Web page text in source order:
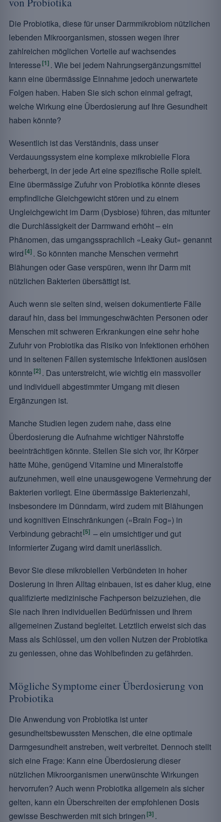
Die Probiotika, diese für unser Darmmikrobiom nützlichen
lebenden Mikroorganismen, stossen wegen ihrer
zahlreichen möglichen Vorteile auf wachsendes
Interesse [1] . Wie bei jedem Nahrungsergänzungsmittel
kann eine übermässige Einnahme jedoch unerwartete
Folgen haben. Haben Sie sich schon einmal gefragt,
welche Wirkung eine Überdosierung auf Ihre Gesundheit
haben könnte?
Wesentlich ist das Verständnis, dass unser
Verdauungssystem eine komplexe mikrobielle Flora
beherbergt, in der jede Art eine spezifische Rolle spielt.
Eine übermässige Zufuhr von Probiotika könnte dieses
empfindliche Gleichgewicht stören und zu einem
Ungleichgewicht im Darm (Dysbiose) führen, das mitunter
die Durchlässigkeit der Darmwand erhöht – ein
Phänomen, das umgangssprachlich «Leaky Gut» genannt
wird [4] . So könnten manche Menschen vermehrt
Blähungen oder Gase verspüren, wenn ihr Darm mit
nützlichen Bakterien übersättigt ist.
Auch wenn sie selten sind, weisen dokumentierte Fälle
darauf hin, dass bei immungeschwächten Personen oder
Menschen mit schweren Erkrankungen eine sehr hohe
Zufuhr von Probiotika das Risiko von Infektionen erhöhen
und in seltenen Fällen systemische Infektionen auslösen
könnte [2] . Das unterstreicht, wie wichtig ein massvoller
und individuell abgestimmter Umgang mit diesen
Ergänzungen ist.
Manche Studien legen zudem nahe, dass eine
Überdosierung die Aufnahme wichtiger Nährstoffe
beeinträchtigen könnte. Stellen Sie sich vor, Ihr Körper
hätte Mühe, genügend Vitamine und Mineralstoffe
aufzunehmen, weil eine unausgewogene Vermehrung der
Bakterien vorliegt. Eine übermässige Bakterienzahl,
insbesondere im Dünndarm, wird zudem mit Blähungen
und kognitiven Einschränkungen («Brain Fog») in
Verbindung gebracht[5] – ein umsichtiger und gut
informierter Zugang wird damit unerlässlich.
Bevor Sie diese mikrobiellen Verbündeten in hoher
Dosierung in Ihren Alltag einbauen, ist es daher klug, eine
qualifizierte medizinische Fachperson beizuziehen, die
Sie nach Ihren individuellen Bedürfnissen und Ihrem
allgemeinen Zustand begleitet. Letztlich erweist sich das
Mass als Schlüssel, um den vollen Nutzen der Probiotika
zu geniessen, ohne das Wohlbefinden zu gefährden.
Mögliche Symptome einer Überdosierung von
Probiotika
Die Anwendung von Probiotika ist unter
gesundheitsbewussten Menschen, die eine optimale
Darmgesundheit anstreben, weit verbreitet. Dennoch stellt
sich eine Frage: Kann eine Überdosierung dieser
nützlichen Mikroorganismen unerwünschte Wirkungen
hervorrufen? Auch wenn Probiotika allgemein als sicher
gelten, kann ein Überschreiten der empfohlenen Dosis
gewisse Beschwerden mit sich bringen [3] .